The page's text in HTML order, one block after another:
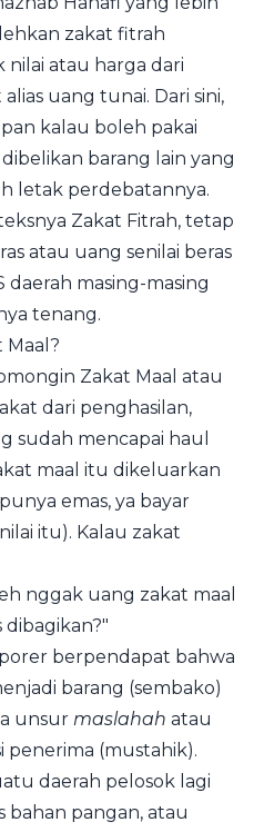
zakat fitrah
atau harga dari
uang tunai. Dari sini,
kalau boleh pakai
barang lain yang
letak perdebatannya.
Zakat Fitrah, tetap
atau uang senilai beras
daerah masing-masing
tenang.
Maal?
Zakat Maal atau
dari penghasilan,
sudah mencapai haul
maal itu dikeluarkan
emas, ya bayar
itu). Kalau zakat
nggak uang zakat maal
dibagikan?"
berpendapat bahwa
barang (sembako)
unsur maslahah atau
penerima (mustahik).
daerah pelosok lagi
bahan pangan, atau